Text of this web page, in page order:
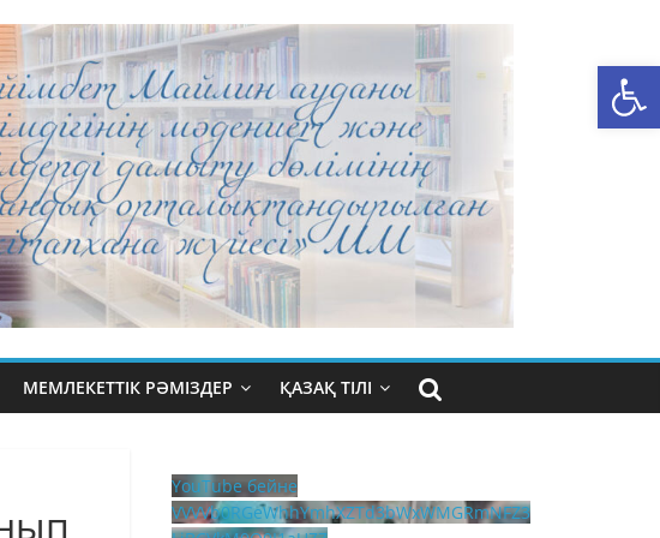
Open toolbar
МЕМЛЕКЕТТІК РӘМІЗДЕР ҚАЗАҚ ТІЛІ
YouTube бейне
VVVVb0RGeWhhYmhXZTd3bWxWMGRmNFZ3